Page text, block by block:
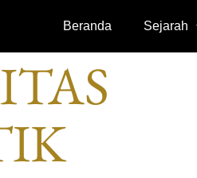
Beranda Sejarah